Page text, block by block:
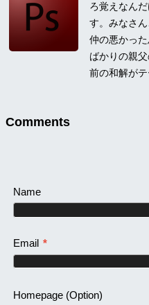
ろ覚えなん
す。みなさ
仲の悪かっ
ばかりの親
前の和解がテ
Comments
Name
Email *
Homepage(Option)